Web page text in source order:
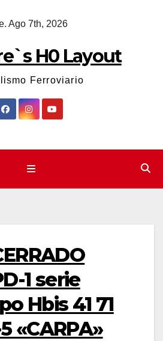
Ago 7th, 2026
H0 Layout
Ferroviario
1 serie
Hbis 41 71
«CARPA»